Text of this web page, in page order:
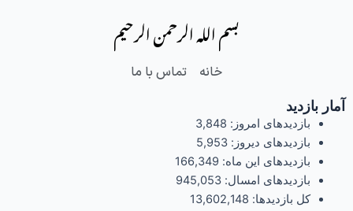
بسم الله الرحمن الرحیم
خانه تماس با ما
آمار بازدید
بازدیدهای امروز: 3,848
بازدیدهای دیروز: 5,953
بازدیدهای این ماه: 166,349
بازدیدهای امسال: 945,053
کل بازدیدها: 13,602,148